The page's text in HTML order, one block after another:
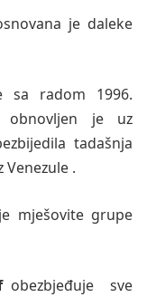
je daleke
sa radom 1996.
obnovljen je uz
tadašnja
Venezule .
mješovite grupe
obezbjeđuje sve